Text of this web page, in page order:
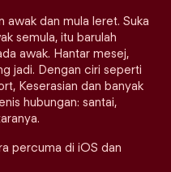
awak dan mula leret. Suka
semula, itu barulah
awak. Hantar mesej,
jadi. Dengan ciri seperti
Keserasian dan banyak
hubungan: santai,
percuma di iOS dan